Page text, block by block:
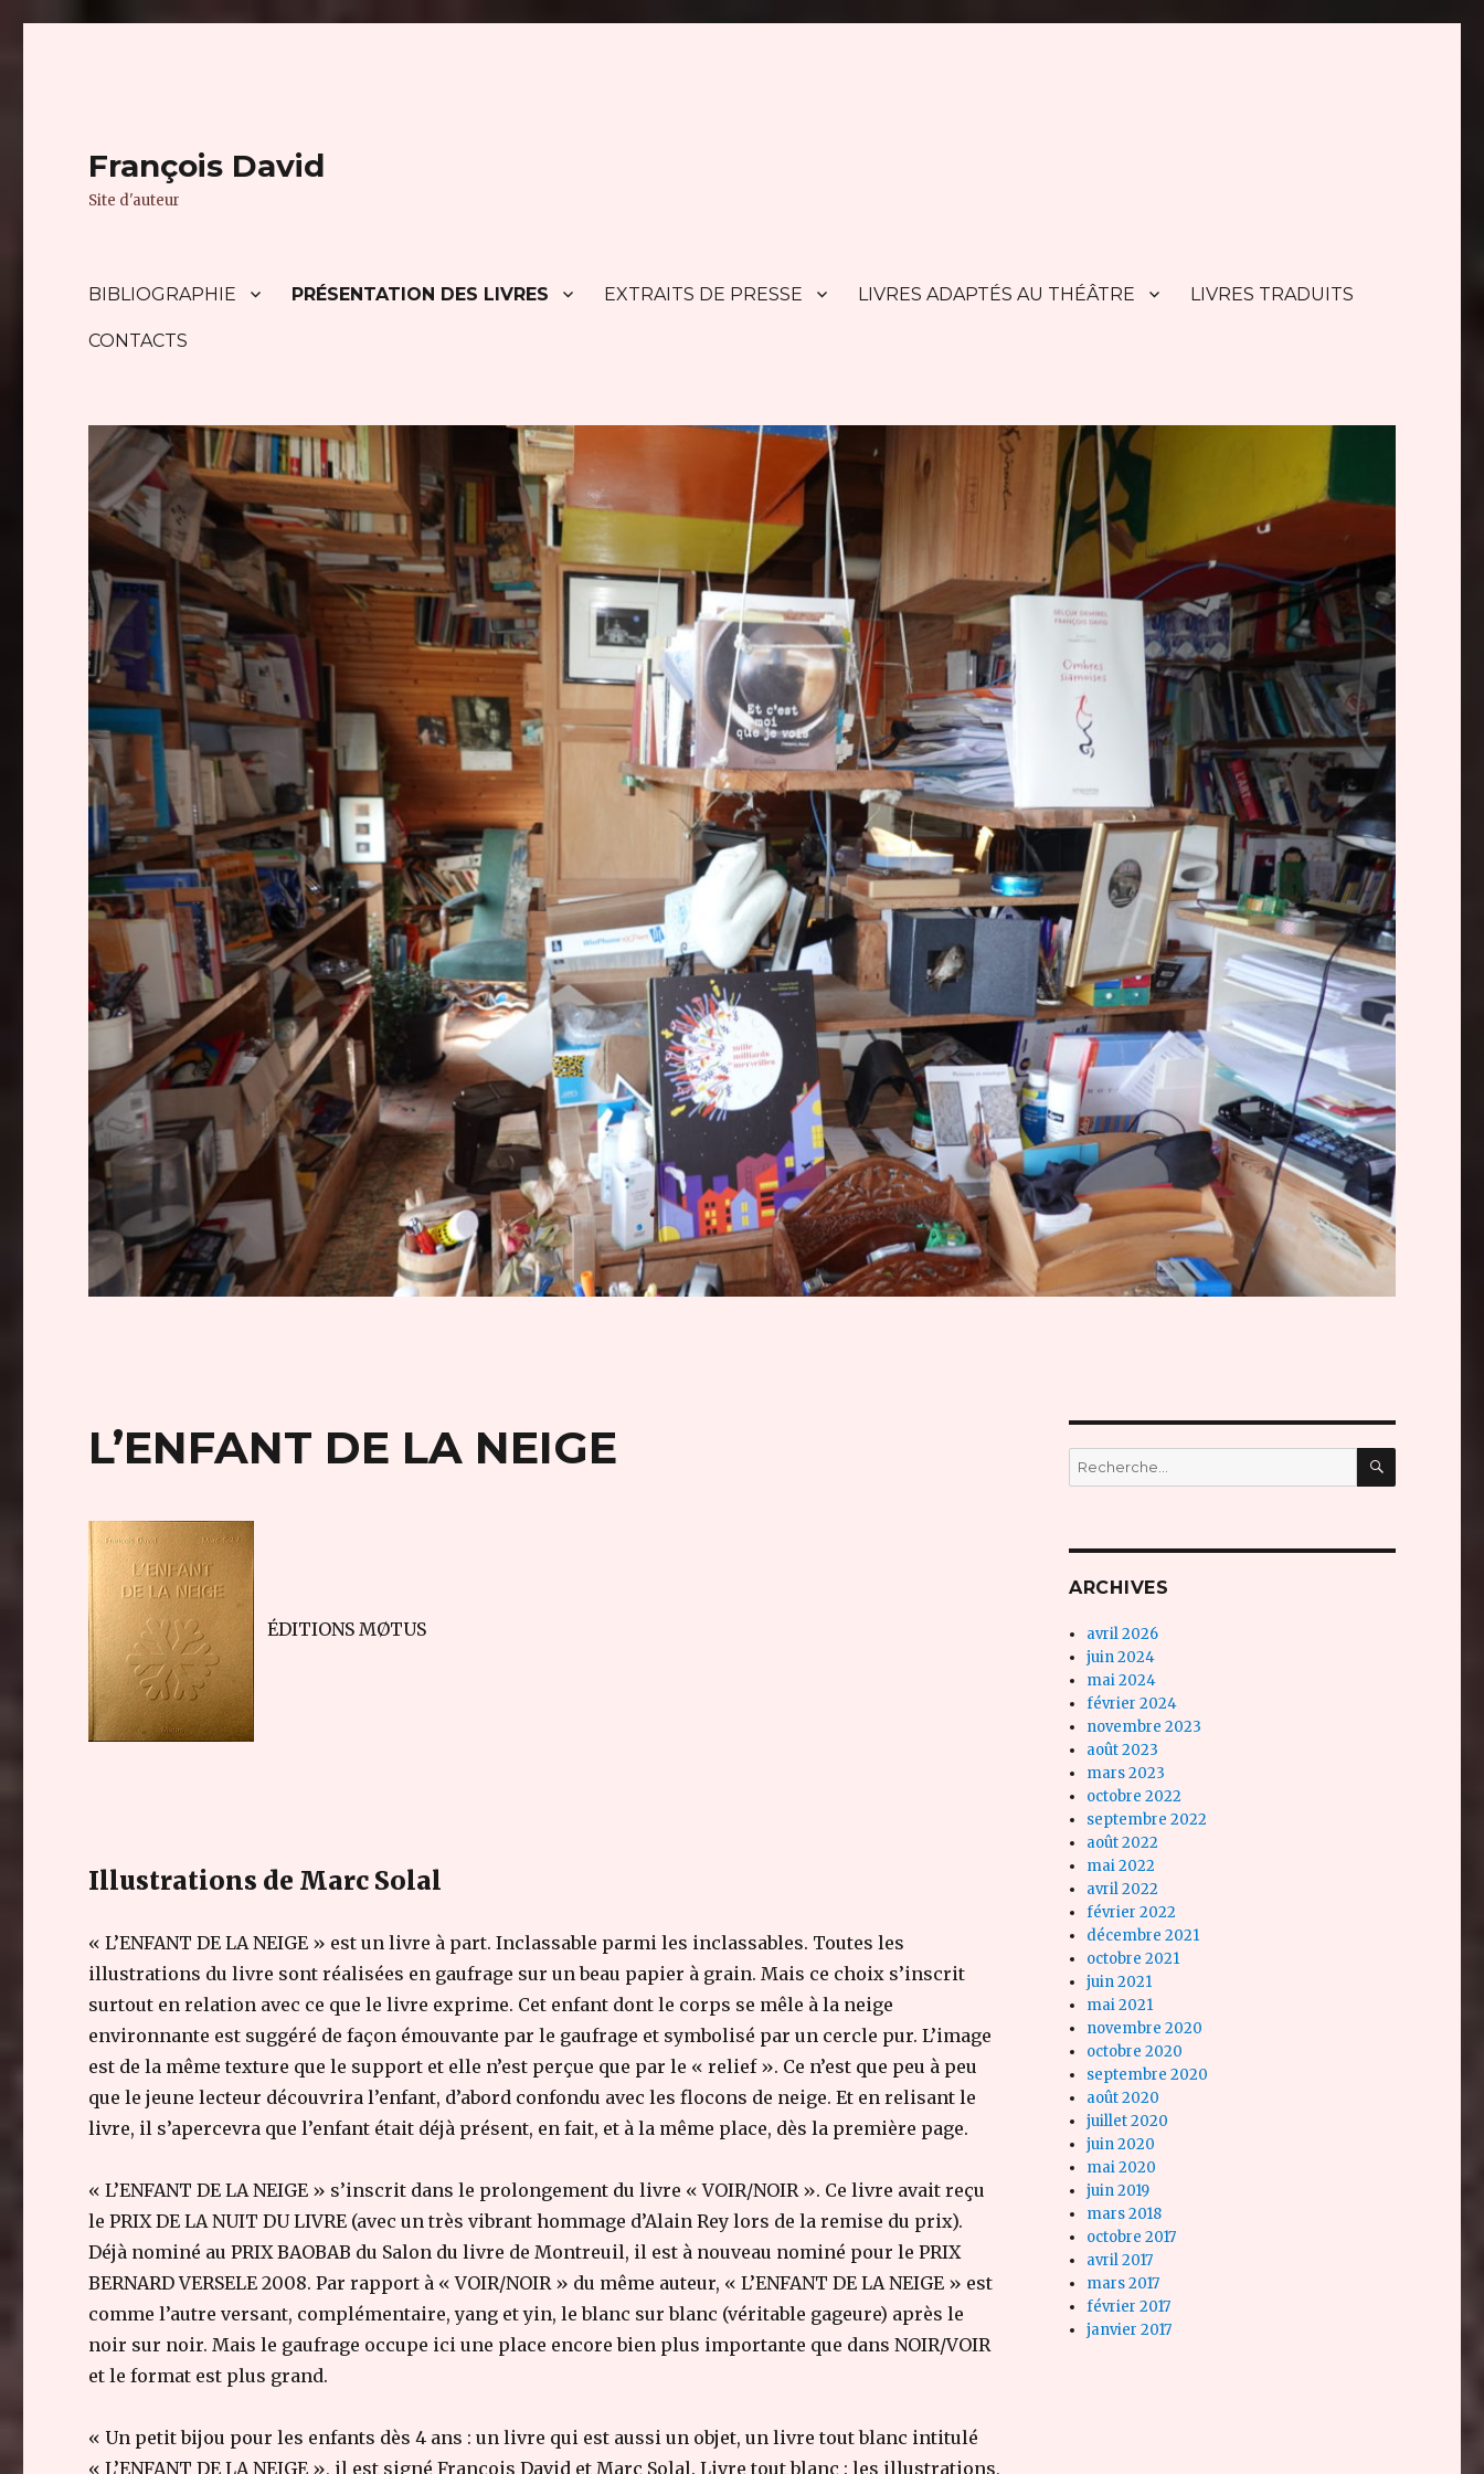
François David
Site d'auteur
BIBLIOGRAPHIE PRÉSENTATION DES LIVRES EXTRAITS DE PRESSE LIVRES ADAPTÉS AU THÉÂTRE LIVRES TRADUITS
CONTACTS
L’ENFANT DE LA NEIGE
ÉDITIONS MØTUS
Illustrations de Marc Solal
« L’ENFANT DE LA NEIGE » est un livre à part. Inclassable parmi les inclassables. Toutes les
illustrations du livre sont réalisées en gaufrage sur un beau papier à grain. Mais ce choix s’inscrit
surtout en relation avec ce que le livre exprime. Cet enfant dont le corps se mêle à la neige
environnante est suggéré de façon émouvante par le gaufrage et symbolisé par un cercle pur. L’image
est de la même texture que le support et elle n’est perçue que par le « relief ». Ce n’est que peu à peu
que le jeune lecteur découvrira l’enfant, d’abord confondu avec les flocons de neige. Et en relisant le
livre, il s’apercevra que l’enfant était déjà présent, en fait, et à la même place, dès la première page.
« L’ENFANT DE LA NEIGE » s’inscrit dans le prolongement du livre « VOIR/NOIR ». Ce livre avait reçu
le PRIX DE LA NUIT DU LIVRE (avec un très vibrant hommage d’Alain Rey lors de la remise du prix).
Déjà nominé au PRIX BAOBAB du Salon du livre de Montreuil, il est à nouveau nominé pour le PRIX
BERNARD VERSELE 2008. Par rapport à « VOIR/NOIR » du même auteur, « L’ENFANT DE LA NEIGE » est
comme l’autre versant, complémentaire, yang et yin, le blanc sur blanc (véritable gageure) après le
noir sur noir. Mais le gaufrage occupe ici une place encore bien plus importante que dans NOIR/VOIR
et le format est plus grand.
« Un petit bijou pour les enfants dès 4 ans : un livre qui est aussi un objet, un livre tout blanc intitulé
« L’ENFANT DE LA NEIGE », il est signé François David et Marc Solal. Livre tout blanc : les illustrations,
Recherche
pour :
ARCHIVES
avril 2026
juin 2024
mai 2024
février 2024
novembre 2023
août 2023
mars 2023
octobre 2022
septembre 2022
août 2022
mai 2022
avril 2022
février 2022
décembre 2021
octobre 2021
juin 2021
mai 2021
novembre 2020
octobre 2020
septembre 2020
août 2020
juillet 2020
juin 2020
mai 2020
juin 2019
mars 2018
octobre 2017
avril 2017
mars 2017
février 2017
janvier 2017